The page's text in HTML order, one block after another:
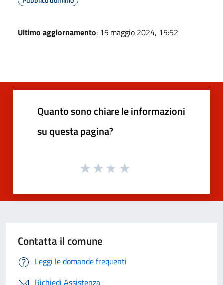
Ultimo aggiornamento: 15 maggio 2024, 15:52
Quanto sono chiare le informazioni
su questa pagina?
Contatta il comune
Leggi le domande frequenti
Richiedi Assistenza